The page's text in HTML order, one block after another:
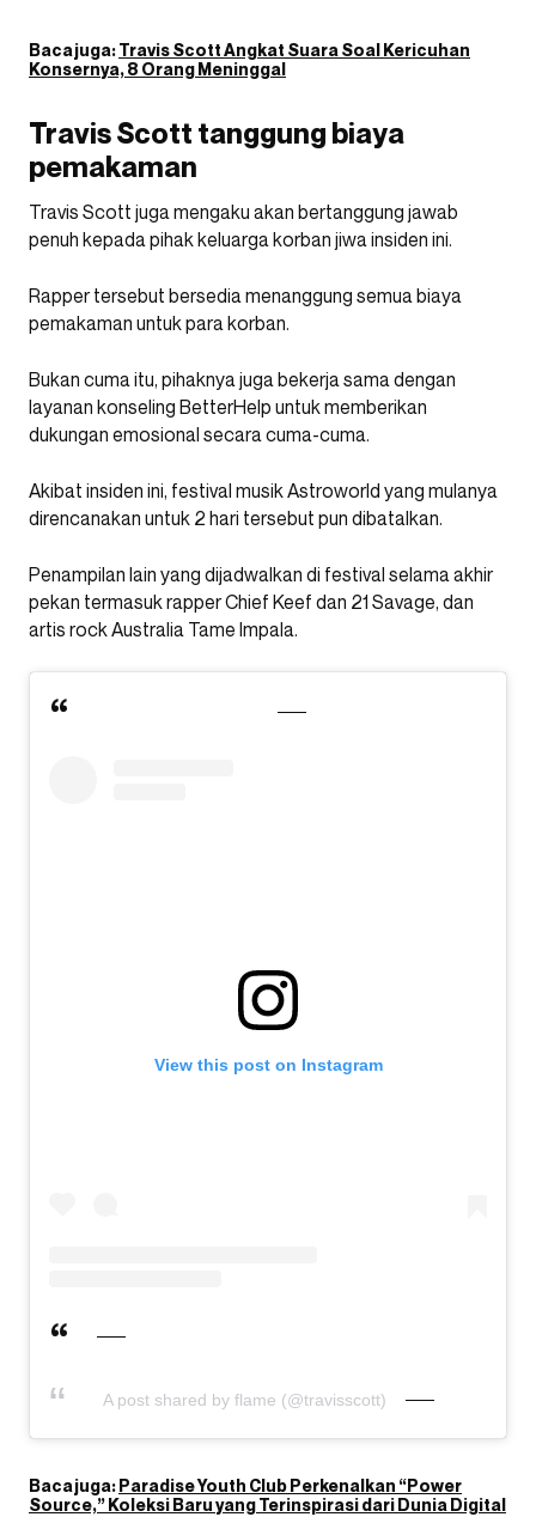
Baca juga:Travis Scott Angkat Suara Soal Kericuhan
Konsernya, 8 Orang Meninggal
Travis Scott tanggung biaya
pemakaman
Travis Scott juga mengaku akan bertanggung jawab
penuh kepada pihak keluarga korban jiwa insiden ini.
Rapper tersebut bersedia menanggung semua biaya
pemakaman untuk para korban.
Bukan cuma itu, pihaknya juga bekerja sama dengan
layanan konseling BetterHelp untuk memberikan
dukungan emosional secara cuma-cuma.
Akibat insiden ini, festival musik Astroworld yang mulanya
direncanakan untuk 2 hari tersebut pun dibatalkan.
Penampilan lain yang dijadwalkan di festival selama akhir
pekan termasuk rapper Chief Keef dan 21 Savage, dan
artis rock Australia Tame Impala.
View this post on Instagram
A post shared by flame (@travisscott)
Baca juga:Paradise Youth Club Perkenalkan “Power
Source,” Koleksi Baru yang Terinspirasi dari Dunia Digital